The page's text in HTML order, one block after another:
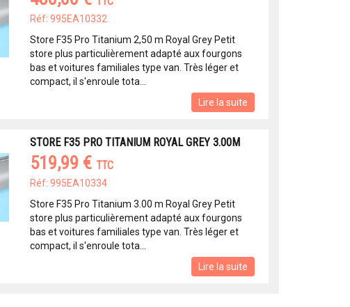
Réf: 995EA10332
Store F35 Pro Titanium 2,50 m Royal Grey Petit
store plus particulièrement adapté aux fourgons
bas et voitures familiales type van. Très léger et
compact, il s'enroule tota...
Lire la suite
STORE F35 PRO TITANIUM ROYAL GREY 3.00M
519,99 € TTC
Réf: 995EA10334
Store F35 Pro Titanium 3.00 m Royal Grey Petit
store plus particulièrement adapté aux fourgons
bas et voitures familiales type van. Très léger et
compact, il s'enroule tota...
Lire la suite